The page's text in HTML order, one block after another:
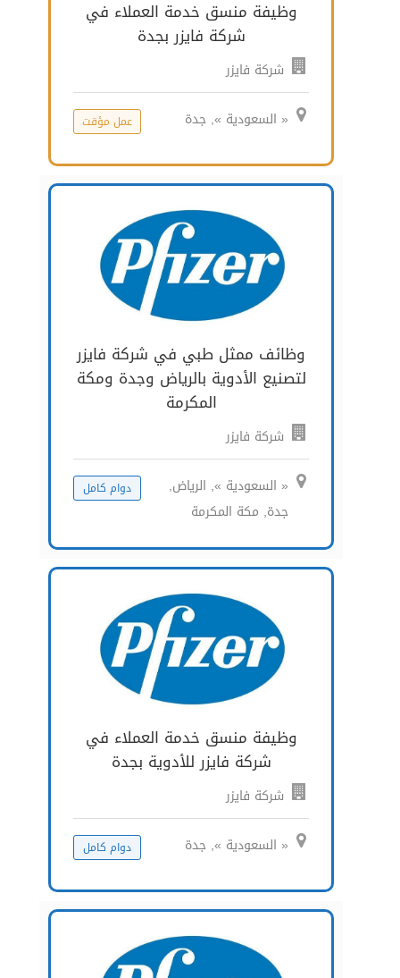
وظيفة منسق خدمة العملاء في
شركة فايزر بجدة
شركة فايزر
« السعودية », جدة عمل مؤقت
وظائف ممثل طبي في شركة فايزر
لتصنيع الأدوية بالرياض وجدة ومكة
المكرمة
شركة فايزر
« السعودية », الرياض,
جدة, مكة المكرمة
دوام كامل
وظيفة منسق خدمة العملاء في
شركة فايزر للأدوية بجدة
شركة فايزر
« السعودية », جدة دوام كامل